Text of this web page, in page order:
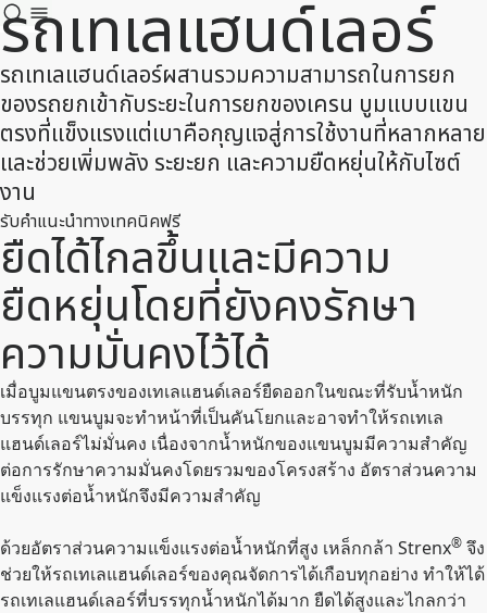
รถเทเลแฮนด์เลอร์
รถเทเลแฮนด์เลอร์ผสานรวมความสามารถในการยก
ของรถยกเข้ากับระยะในการยกของเครน บูมแบบแขน
ตรงที่แข็งแรงแต่เบาคือกุญแจสู่การใช้งานที่หลากหลาย
และช่วยเพิ่มพลัง ระยะยก และความยืดหยุ่นให้กับไซต์
งาน
รับคําแนะนําทางเทคนิคฟรี
ยืดได้ไกลขึ้นและมีความ
ยืดหยุ่นโดยที่ยังคงรักษา
ความมั่นคงไว้ได้
เมื่อบูมแขนตรงของเทเลแฮนด์เลอร์ยืดออกในขณะที่รับน้ำหนัก
บรรทุก แขนบูมจะทําหน้าที่เป็นคันโยกและอาจทําให้รถเทเล
แฮนด์เลอร์ไม่มั่นคง เนื่องจากน้ำหนักของแขนบูมมีความสําคัญ
ต่อการรักษาความมั่นคงโดยรวมของโครงสร้าง อัตราส่วนความ
แข็งแรงต่อน้ำหนักจึงมีความสําคัญ
ด้วยอัตราส่วนความแข็งแรงต่อน้ำหนักที่สูง เหล็กกล้า Strenx® จึง
ช่วยให้รถเทเลแฮนด์เลอร์ของคุณจัดการได้เกือบทุกอย่าง ทำให้ได้
รถเทเลแฮนด์เลอร์ที่บรรทุกน้ำหนักได้มาก ยืดได้สูงและไกลกว่า